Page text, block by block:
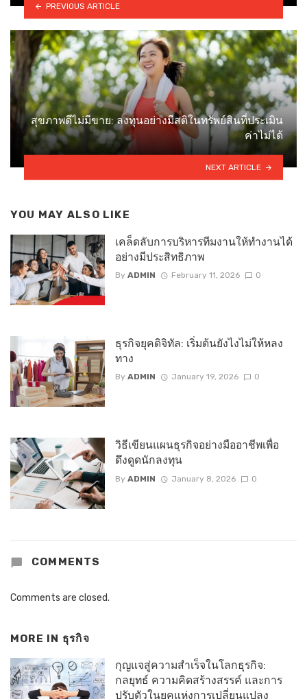
PREVIOUS ARTICLE
สุขภาพดีไม่มีขาย: ลงทุนอย่างมีสติในทรัพย์สินที่ประเมิน
ค่าไม่ได้
NEXT ARTICLE
YOU MAY ALSO LIKE
เคล็ดลับการบริหารทีมงานให้ทำงานได้
อย่างมีประสิทธิภาพ
By ADMIN February 11, 2026 0
ธุรกิจยุคดิจิทัล: เริ่มต้นยังไงไม่ให้หลง
ทาง
By ADMIN January 19, 2026 0
วิธีเขียนแผนธุรกิจอย่างมืออาชีพเพื่อ
ดึงดูดนักลงทุน
By ADMIN January 8, 2026 0
COMMENTS
Comments are closed.
MORE IN ธุรกิจ
กุญแจสู่ความสำเร็จในโลกธุรกิจ:
กลยุทธ์ ความคิดสร้างสรรค์ และการ
ปรับตัวในยุคแห่งการเปลี่ยนแปลง